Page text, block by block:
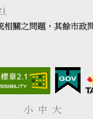
相關之問題，其餘市政
小 中 大